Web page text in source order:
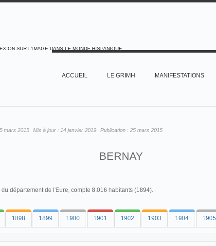
SUR L'IMAGE DANS LE MONDE HISPANIQUE
ACCUEIL LE GRIMH MANIFESTATIONS
mars 2015 Mis à jour : 14 janvier 2019 Publication : 25 mars 2015
BERNAY
du département de l'Eure, compte 8.016 habitants (1894).
1898 1899 1900 1901 1902 1903 1904 1905